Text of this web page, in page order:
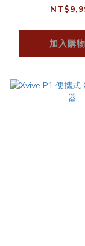
圈式 麥克
加入購